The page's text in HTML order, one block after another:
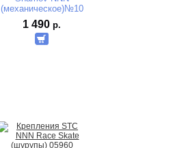
(механическое)№10
1 490 р.